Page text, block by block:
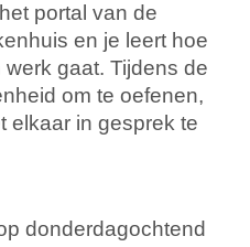
portal van de
en je leert hoe
gaat. Tijdens de
om te oefenen,
elkaar in gesprek te
donderdagochtend